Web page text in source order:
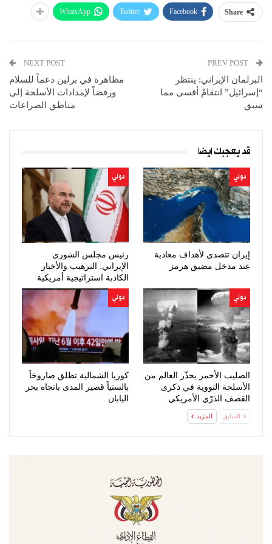
Share
Facebook
Twitter
WhatsApp
البرلمان الإيراني: ينتظر
“إسرائيل” انتقامٌ أقسى مما
سبق
NEXT POST
مظاهرة في برلين دعماً للسلام
ورفضاً لإمدادات الأسلحة إلى
مناطق الصراعات
قد يعجبك ايضا
دولي
إيران تتصدى لأهداف معادية
عند مدخل مضيق هرمز
دولي
رئيس مجلس الشورى
الإيراني: الترهيب والأخبار
الكاذبة استراتيجية أمريكية
فاشلة
دولي
الصليب الأحمر يحذّر العالم من
الأسلحة النووية في ذكرى
القصف الذرّي الأمريكي
لهيروشيما
دولي
كوريا الشمالية تطلق صاروخاً
بالستياً قصير المدى باتجاه بحر
اليابان
السابق المزيد